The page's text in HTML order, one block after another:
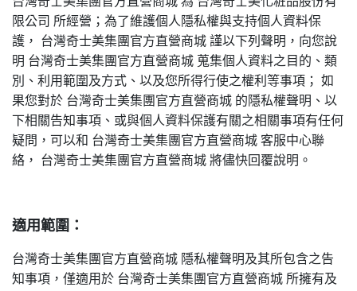
限公司 所經營；為了維護個人隱私權與支持個人資料保
護， 台灣奇士美集團官方直營商城 謹以下列聲明，向您說
明 台灣奇士美集團官方直營商城 蒐集個人資料之目的、類
別、利用範圍及方式、以及您所得行使之權利等事項； 如
果您對於 台灣奇士美集團官方直營商城 的隱私權聲明、以
下相關告知事項、或與個人資料保護有關之相關事項有任何
疑問，可以和 台灣奇士美集團官方直營商城 客服中心聯
絡， 台灣奇士美集團官方直營商城 將儘快回覆說明。
適用範圍：
台灣奇士美集團官方直營商城 隱私權聲明及其所包含之告
知事項，僅適用於 台灣奇士美集團官方直營商城 所擁有及